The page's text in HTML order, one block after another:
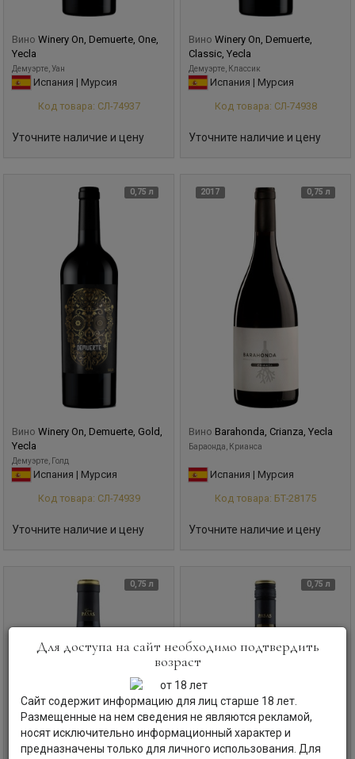
Вино Winery On, Demuerte, One,
Yecla
Демуэрте, Уан
Испания | Мурсия
Код товара: СЛ-74937
Уточните наличие и цену
Вино Winery On, Demuerte,
Classic, Yecla
Демуэрте, Классик
Испания | Мурсия
Код товара: СЛ-74938
Уточните наличие и цену
0,75 л
Вино Winery On, Demuerte, Gold,
Yecla
Демуэрте, Голд
Испания | Мурсия
Код товара: СЛ-74939
Уточните наличие и цену
2017 0,75 л
Вино Barahonda, Crianza, Yecla
Бараонда, Крианса
Испания | Мурсия
Код товара: БТ-28175
Уточните наличие и цену
0,75 л 0,75 л
Для доступа на сайт необходимо подтвердить
возраст
Сайт содержит информацию для лиц старше 18 лет.
Размещенные на нем сведения не являются рекламой,
носят исключительно информационный характер и
предназначены только для личного использования. Для